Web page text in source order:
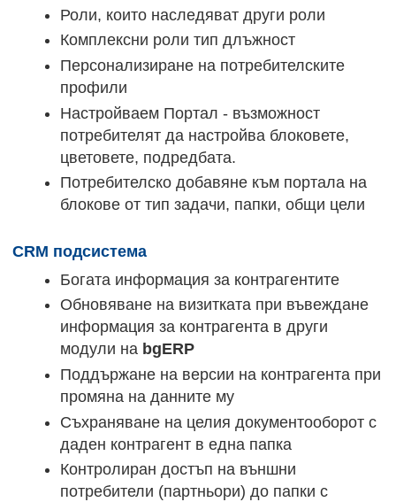
Роли, които наследяват други роли
Комплексни роли тип длъжност
Персонализиране на потребителските
профили
Настройваем Портал - възможност
потребителят да настройва блоковете,
цветовете, подредбата.
Потребителско добавяне към портала на
блокове от тип задачи, папки, общи цели
CRM подсистема
Богата информация за контрагентите
Обновяване на визитката при въвеждане
информация за контрагента в други
модули на bgERP
Поддържане на версии на контрагента при
промяна на данните му
Съхраняване на целия документооборот с
даден контрагент в една папка
Контролиран достъп на външни
потребители (партньори) до папки с